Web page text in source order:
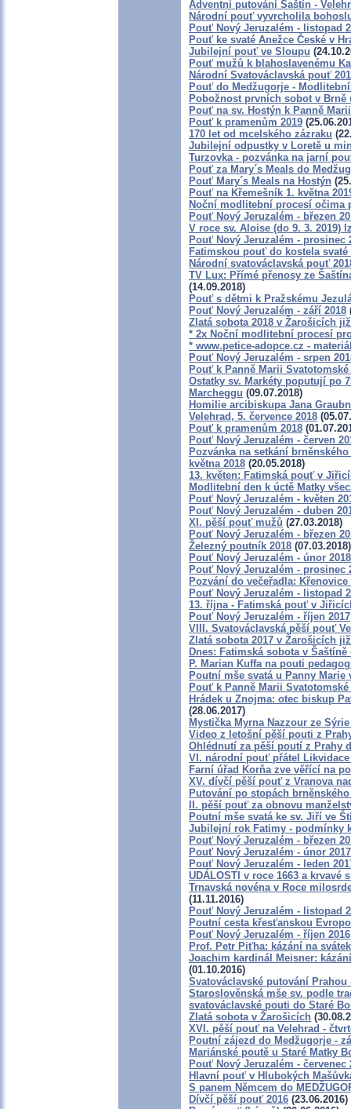
Adventní putování Šaštín -
Národní pouť vyvrcholila
Pouť Nový Jeruzalém - listopad
Pouť ke svaté Anežce České v
Jubilejní pouť ve Sloupu
Pouť mužů k blahoslavenému
Národní Svatováclavská pouť
Pouť do Medžugorje -
Pobožnost prvních sobot v Brně
Pouť na sv. Hostýn k Panně Marii
Pouť k pramenům 2019
170 let od mcelského zázraku
Jubilejní odpustky v Loretě u
Turzovka - pozvánka na jarní
Pouť za Mary´s Meals do
Pouť Mary´s Meals na Hostýn
Pouť na Křemešník 1. května
Noční modlitební procesí očima
Pouť Nový Jeruzalém - březen
V roce sv. Aloise (do 9. 3. 2019)
Pouť Nový Jeruzalém - prosinec
Fatimskou pouť do kostela
Národní svatováclavská pouť
TV Lux: Přímé přenosy ze
(14.09.2018)
Pouť s dětmi k Pražskému
Pouť Nový Jeruzalém - září 2018
Zlatá sobota 2018 v Žarošicích
* 2x Noční modlitební procesí
* www.petice-adopce.cz -
Pouť Nový Jeruzalém - srpen
Pouť k Panně Marii
Ostatky sv. Markéty poputují po
Marcheggu (09.07.2018)
Homilie arcibiskupa Jana
Velehrad, 5. července 2018
Pouť k pramenům 2018
Pouť Nový Jeruzalém - červen
Pozvánka na setkání
května 2018 (20.05.2018)
13. květen: Fatimská pouť v
Modlitební den k úctě Matky
Pouť Nový Jeruzalém - květen
Pouť Nový Jeruzalém - duben
XI. pěší pouť mužů (27.03.2018)
Pouť Nový Jeruzalém - březen
Železný poutník 2018 (07.03.2018)
Pouť Nový Jeruzalém - únor 2018
Pouť Nový Jeruzalém - prosinec
Pozvání do večeřadla:
Pouť Nový Jeruzalém - listopad
13. října - Fatimská pouť v
Pouť Nový Jeruzalém - říjen 2017
VIII. Svatováclavská pěší pouť
Zlatá sobota 2017 v Žarošicích
Dnes: Fatimská sobota v
P. Marian Kuffa na pouti
Poutní mše svatá u Panny Marie
Pouť k Panně Marii
Hrádek u Znojma: otec biskup
(28.06.2017)
Mystička Myrna Nazzour ze
Video z letošní pěší pouti z
Ohlédnutí za pěší poutí z Prahy
VI. národní pouť přátel
Farní úřad Korňa zve věřící na
XV. dívčí pěší pouť z Vranova
Putování po stopách
II. pěší pouť za obnovu
Poutní mše svatá ke sv. Jiří ve
Jubilejní rok Fatimy - podmínky
Pouť Nový Jeruzalém - březen
Pouť Nový Jeruzalém - únor 2017
Pouť Nový Jeruzalém - leden
UDÁLOSTI v roce 1663 a krvavé
Trnavská novéna v Roce
(11.11.2016)
Pouť Nový Jeruzalém - listopad
Poutní cesta křesťanskou
Pouť Nový Jeruzalém - říjen 2016
Prof. Petr Piťha: kázání na
Joachim kardinál Meisner:
(01.10.2016)
Svatováclavské putování Prahou
Staroslověnská mše sv. podle
svatováclavské pouti do Staré
Zlatá sobota v Žarošicích
XVI. pěší pouť na Velehrad -
Poutní zájezd do Medžugorje -
Mariánské poutě u Staré Matky
Pouť Nový Jeruzalém - červenec
Hlavní pouť v Hlubokých
S panem Němcem do
Dívčí pěší pouť 2016 (23.06.2016)